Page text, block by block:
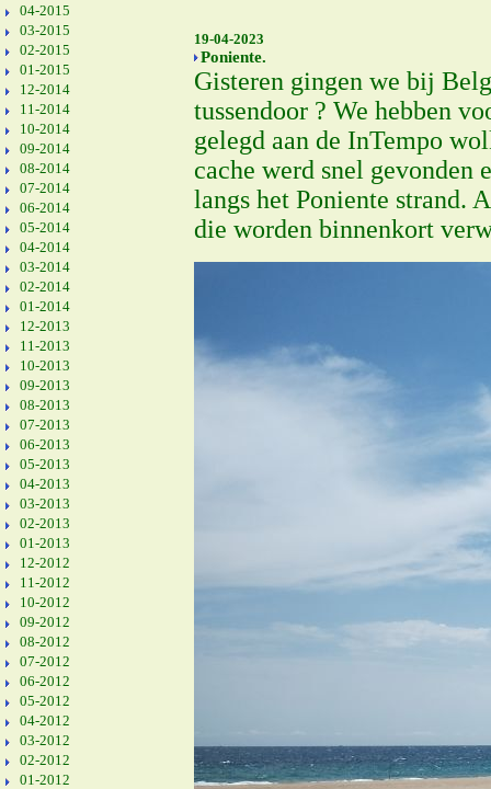
04-2015
03-2015
02-2015
01-2015
12-2014
11-2014
10-2014
09-2014
08-2014
07-2014
06-2014
05-2014
04-2014
03-2014
02-2014
01-2014
12-2013
11-2013
10-2013
09-2013
08-2013
07-2013
06-2013
05-2013
04-2013
03-2013
02-2013
01-2013
12-2012
11-2012
10-2012
09-2012
08-2012
07-2012
06-2012
05-2012
04-2012
03-2012
02-2012
01-2012
19-04-2023
Poniente.
Gisteren gingen we bij
tussendoor ? We hebben
gelegd aan de InTempo
cache werd snel gevonden
langs het Poniente strand.
die worden binnenkort